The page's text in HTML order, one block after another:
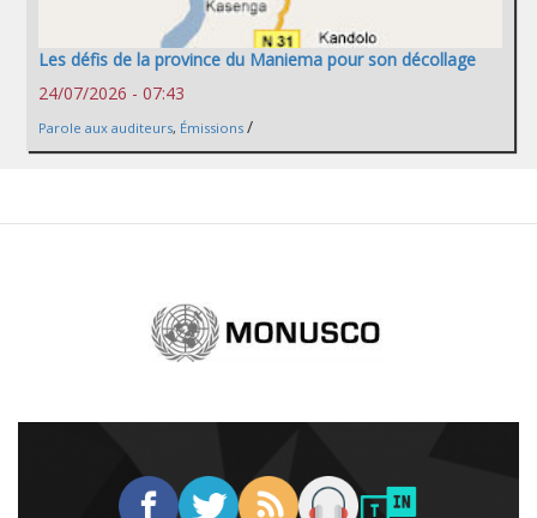
Les défis de la province du Maniema pour son décollage
24/07/2026 - 07:43
Parole aux auditeurs, Émissions /